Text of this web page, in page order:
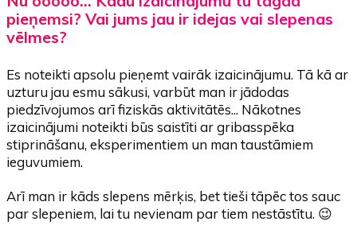
pieņemsi? Vai jums jau ir idejas vai slepenas
vēlmes?
Es noteikti apsolu pieņemt vairāk izaicinājumu. Tā kā ar
uzturu jau esmu sākusi, varbūt man ir jādodas
piedzīvojumos arī fiziskās aktivitātēs... Nākotnes
izaicinājumi noteikti būs saistīti ar gribasspēka
stiprināšanu, eksperimentiem un man taustāmiem
ieguvumiem.
Arī man ir kāds slepens mērķis, bet tieši tāpēc tos sauc
par slepeniem, lai tu nevienam par tiem nestāstītu. 😉